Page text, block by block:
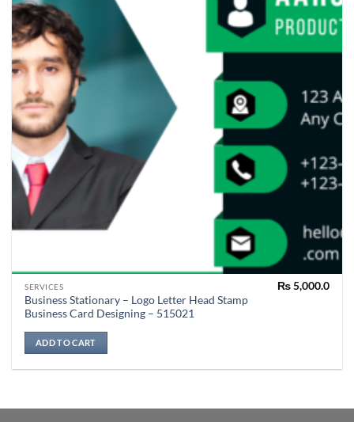
SERVICES
Business Stationary – Logo Letter Head Stamp
Business Card Designing – 515021
₨5,000.0
ADD TO CART